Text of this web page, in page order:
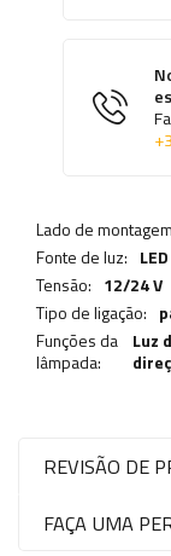
Lado de
Fonte de luz: LED
Tensão: 12/24 V
Tipo de ligação:
Funções da
lâmpada:
Luz
REVISÃO DE
FAÇA UMA